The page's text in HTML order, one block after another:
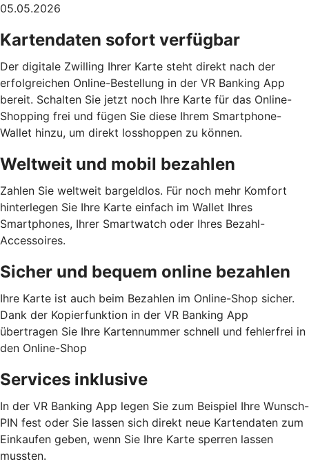
05.05.2026
Kartendaten sofort verfügbar
Der digitale Zwilling Ihrer Karte steht direkt nach der
erfolgreichen Online-Bestellung in der VR Banking App
bereit. Schalten Sie jetzt noch Ihre Karte für das Online-
Shopping frei und fügen Sie diese Ihrem Smartphone-
Wallet hinzu, um direkt losshoppen zu können.
Weltweit und mobil bezahlen
Zahlen Sie weltweit bargeldlos. Für noch mehr Komfort
hinterlegen Sie Ihre Karte einfach im Wallet Ihres
Smartphones, Ihrer Smartwatch oder Ihres Bezahl-
Accessoires.
Sicher und bequem online bezahlen
Ihre Karte ist auch beim Bezahlen im Online-Shop sicher.
Dank der Kopierfunktion in der VR Banking App
übertragen Sie Ihre Kartennummer schnell und fehlerfrei in
den Online-Shop
Services inklusive
In der VR Banking App legen Sie zum Beispiel Ihre Wunsch-
PIN fest oder Sie lassen sich direkt neue Kartendaten zum
Einkaufen geben, wenn Sie Ihre Karte sperren lassen
mussten.